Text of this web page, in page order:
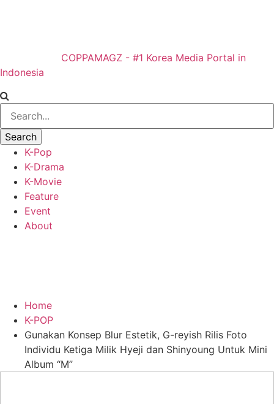
COPPAMAGZ - #1 Korea Media Portal in
Indonesia
K-Pop
K-Drama
K-Movie
Feature
Event
About
Home
K-POP
Gunakan Konsep Blur Estetik, G-reyish Rilis Foto
Individu Ketiga Milik Hyeji dan Shinyoung Untuk Mini
Album “M”